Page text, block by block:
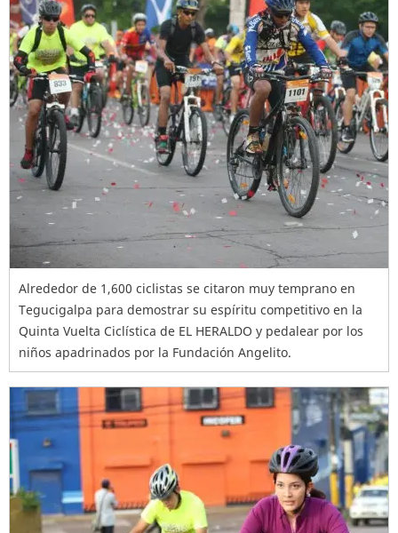
Alrededor de 1,600 ciclistas se citaron muy temprano en
Tegucigalpa para demostrar su espíritu competitivo en la
Quinta Vuelta Ciclística de EL HERALDO y pedalear por los
niños apadrinados por la Fundación Angelito.